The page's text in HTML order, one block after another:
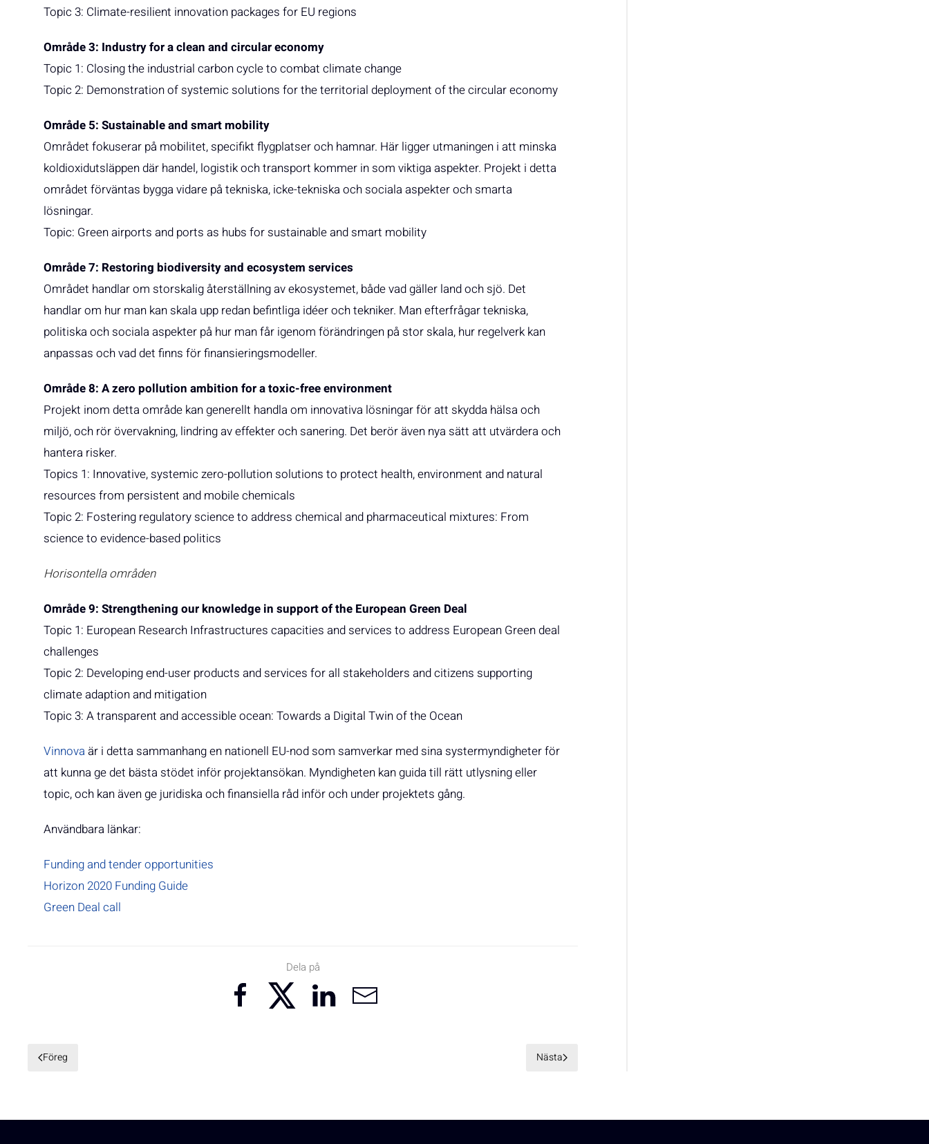
Topic 3: Climate-resilient innovation packages for EU regions
Område 3: Industry for a clean and circular economy
Topic 1: Closing the industrial carbon cycle to combat climate change
Topic 2: Demonstration of systemic solutions for the territorial deployment of the circular economy
Område 5: Sustainable and smart mobility
Området fokuserar på mobilitet, specifikt flygplatser och hamnar. Här ligger utmaningen i att minska
koldioxidutsläppen där handel, logistik och transport kommer in som viktiga aspekter. Projekt i detta
området förväntas bygga vidare på tekniska, icke-tekniska och sociala aspekter och smarta
lösningar.
Topic: Green airports and ports as hubs for sustainable and smart mobility
Område 7: Restoring biodiversity and ecosystem services
Området handlar om storskalig återställning av ekosystemet, både vad gäller land och sjö. Det
handlar om hur man kan skala upp redan befintliga idéer och tekniker. Man efterfrågar tekniska,
politiska och sociala aspekter på hur man får igenom förändringen på stor skala, hur regelverk kan
anpassas och vad det finns för finansieringsmodeller.
Område 8: A zero pollution ambition for a toxic-free environment
Projekt inom detta område kan generellt handla om innovativa lösningar för att skydda hälsa och
miljö, och rör övervakning, lindring av effekter och sanering. Det berör även nya sätt att utvärdera och
hantera risker.
Topics 1: Innovative, systemic zero-pollution solutions to protect health, environment and natural
resources from persistent and mobile chemicals
Topic 2: Fostering regulatory science to address chemical and pharmaceutical mixtures: From
science to evidence-based politics
Horisontella områden
Område 9: Strengthening our knowledge in support of the European Green Deal
Topic 1: European Research Infrastructures capacities and services to address European Green deal
challenges
Topic 2: Developing end-user products and services for all stakeholders and citizens supporting
climate adaption and mitigation
Topic 3: A transparent and accessible ocean: Towards a Digital Twin of the Ocean
Vinnova är i detta sammanhang en nationell EU-nod som samverkar med sina systermyndigheter för
att kunna ge det bästa stödet inför projektansökan. Myndigheten kan guida till rätt utlysning eller
topic, och kan även ge juridiska och finansiella råd inför och under projektets gång.
Användbara länkar:
Funding and tender opportunities
Horizon 2020 Funding Guide
Green Deal call
Dela på
Föreg Nästa